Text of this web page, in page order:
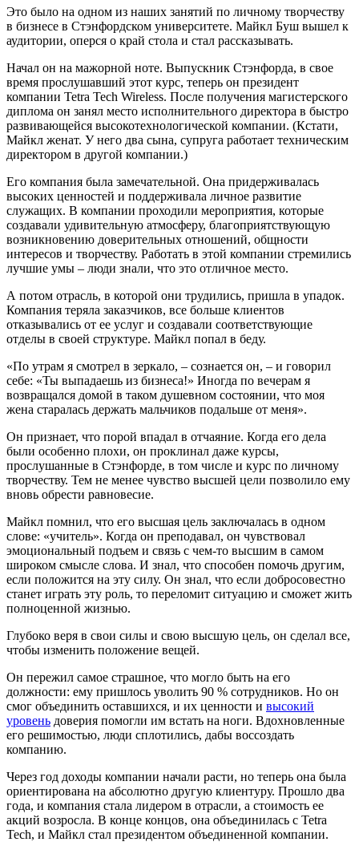
Это было на одном из наших занятий по личному творчеству
в бизнесе в Стэнфордском университете. Майкл Буш вышел к
аудитории, оперся о край стола и стал рассказывать.
Начал он на мажорной ноте. Выпускник Стэнфорда, в свое
время прослушавший этот курс, теперь он президент
компании Tetra Tech Wireless. После получения магистерского
диплома он занял место исполнительного директора в быстро
развивающейся высокотехнологической компании. (Кстати,
Майкл женат. У него два сына, супруга работает техническим
директором в другой компании.)
Его компания была замечательной. Она придерживалась
высоких ценностей и поддерживала личное развитие
служащих. В компании проходили мероприятия, которые
создавали удивительную атмосферу, благоприятствующую
возникновению доверительных отношений, общности
интересов и творчеству. Работать в этой компании стремились
лучшие умы – люди знали, что это отличное место.
А потом отрасль, в которой они трудились, пришла в упадок.
Компания теряла заказчиков, все больше клиентов
отказывались от ее услуг и создавали соответствующие
отделы в своей структуре. Майкл попал в беду.
«По утрам я смотрел в зеркало, – сознается он, – и говорил
себе: «Ты выпадаешь из бизнеса!» Иногда по вечерам я
возвращался домой в таком душевном состоянии, что моя
жена старалась держать мальчиков подальше от меня».
Он признает, что порой впадал в отчаяние. Когда его дела
были особенно плохи, он проклинал даже курсы,
прослушанные в Стэнфорде, в том числе и курс по личному
творчеству. Тем не менее чувство высшей цели позволило ему
вновь обрести равновесие.
Майкл помнил, что его высшая цель заключалась в одном
слове: «учитель». Когда он преподавал, он чувствовал
эмоциональный подъем и связь с чем-то высшим в самом
широком смысле слова. И знал, что способен помочь другим,
если положится на эту силу. Он знал, что если добросовестно
станет играть эту роль, то переломит ситуацию и сможет жить
полноценной жизнью.
Глубоко веря в свои силы и свою высшую цель, он сделал все,
чтобы изменить положение вещей.
Он пережил самое страшное, что могло быть на его
должности: ему пришлось уволить 90 % сотрудников. Но он
смог объединить оставшихся, и их ценности и высокий
уровень доверия помогли им встать на ноги. Вдохновленные
его решимостью, люди сплотились, дабы воссоздать
компанию.
Через год доходы компании начали расти, но теперь она была
ориентирована на абсолютно другую клиентуру. Прошло два
года, и компания стала лидером в отрасли, а стоимость ее
акций возросла. В конце концов, она объединилась с Tetra
Tech, и Майкл стал президентом объединенной компании.